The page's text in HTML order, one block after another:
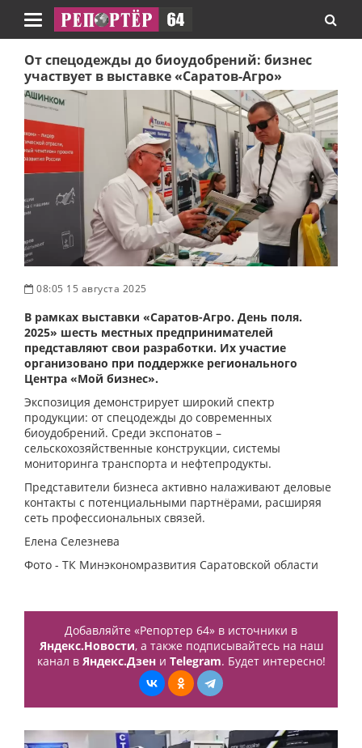
Навигация
От спецодежды до биоудобрений: бизнес
участвует в выставке «Саратов-Агро»
08:05 15 августа 2025
В рамках выставки «Саратов-Агро. День поля.
2025» шесть местных предпринимателей
представляют свои разработки. Их участие
организовано при поддержке регионального
Центра «Мой бизнес».
Экспозиция демонстрирует широкий спектр
продукции: от спецодежды до современных
биоудобрений. Среди экспонатов –
сельскохозяйственные конструкции, системы
мониторинга транспорта и нефтепродукты.
Представители бизнеса активно налаживают деловые
контакты с потенциальными партнёрами, расширяя
сеть профессиональных связей.
Елена Селезнева
Фото - ТК Минэкономразвития Саратовской области
Добавляйте «Репортер 64» в источники в
Яндекс.Новости, а также подписывайтесь на наш
канал в Яндекс.Дзени Telegram. Будет интересно!